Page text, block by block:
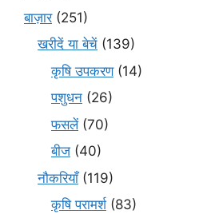
बाज़ार(251)
खरीदें या बेचें (139)
कृषि उपकरण(14)
पशुधन (26)
फसलें(70)
बीज (40)
नौकरियाँ(119)
कृषि परामर्श(83)